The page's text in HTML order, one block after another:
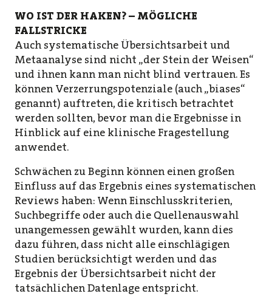
WO IST DER HAKEN? – MÖGLICHE
FALLSTRICKE
Auch systematische Übersichtsarbeit und
Metaanalyse sind nicht „der Stein der Weisen“
und ihnen kann man nicht blind vertrauen. Es
können Verzerrungspotenziale (auch „biases“
genannt) auftreten, die kritisch betrachtet
werden sollten, bevor man die Ergebnisse in
Hinblick auf eine klinische Fragestellung
anwendet.
Schwächen zu Beginn können einen großen
Einfluss auf das Ergebnis eines systematischen
Reviews haben: Wenn Einschlusskriterien,
Suchbegriffe oder auch die Quellenauswahl
unangemessen gewählt wurden, kann dies
dazu führen, dass nicht alle einschlägigen
Studien berücksichtigt werden und das
Ergebnis der Übersichtsarbeit nicht der
tatsächlichen Datenlage entspricht.